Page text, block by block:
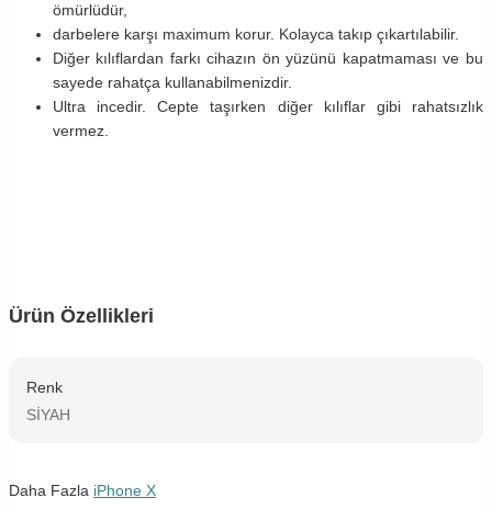
ömürlüdür,
darbelere karşı maximum korur. Kolayca takıp çıkartılabilir.
Diğer kılıflardan farkı cihazın ön yüzünü kapatmaması ve bu
sayede rahatça kullanabilmenizdir.
Ultra incedir. Cepte taşırken diğer kılıflar gibi rahatsızlık
vermez.
Ürün Özellikleri
Renk
SİYAH
Daha Fazla iPhone X